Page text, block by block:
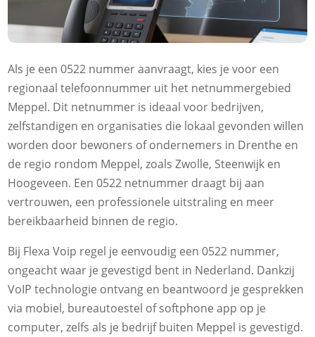
Als je een 0522 nummer aanvraagt, kies je voor een
regionaal telefoonnummer uit het netnummergebied
Meppel. Dit netnummer is ideaal voor bedrijven,
zelfstandigen en organisaties die lokaal gevonden willen
worden door bewoners of ondernemers in Drenthe en
de regio rondom Meppel, zoals Zwolle, Steenwijk en
Hoogeveen. Een 0522 netnummer draagt bij aan
vertrouwen, een professionele uitstraling en meer
bereikbaarheid binnen de regio.
Bij Flexa Voip regel je eenvoudig een 0522 nummer,
ongeacht waar je gevestigd bent in Nederland. Dankzij
VoIP technologie ontvang en beantwoord je gesprekken
via mobiel, bureautoestel of softphone app op je
computer, zelfs als je bedrijf buiten Meppel is gevestigd.